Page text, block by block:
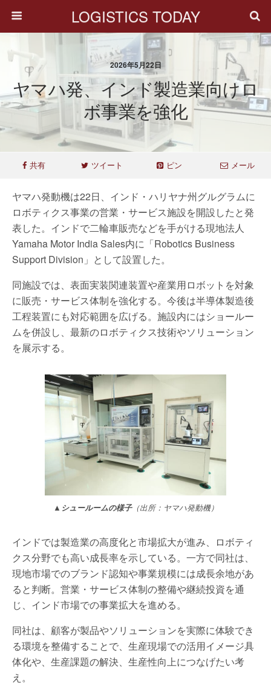
LOGISTICS TODAY
2026年5月22日
ヤマハ発、インド製造業向けロ
ボ事業を強化
共有 ツイート ピン メール
ヤマハ発動機は22日、インド・ハリヤナ州グルグラムに
ロボティクス事業の営業・サービス施設を開設したと発
表した。インドで二輪車販売などを手がける現地法人
Yamaha Motor India Sales内に「Robotics Business
Support Division」として設置した。
同施設では、表面実装関連装置や産業用ロボットを対象
に販売・サービス体制を強化する。今後は半導体製造後
工程装置にも対応範囲を広げる。施設内にはショールー
ムを併設し、最新のロボティクス技術やソリューション
を展示する。
▲ シュールームの様子（出所：ヤマハ発動機）
インドでは製造業の高度化と市場拡大が進み、ロボティ
クス分野でも高い成長率を示している。一方で同社は、
現地市場でのブランド認知や事業規模には成長余地があ
ると判断。営業・サービス体制の整備や継続投資を通
じ、インド市場での事業拡大を進める。
同社は、顧客が製品やソリューションを実際に体験でき
る環境を整備することで、生産現場での活用イメージ具
体化や、生産課題の解決、生産性向上につなげたい考
え。